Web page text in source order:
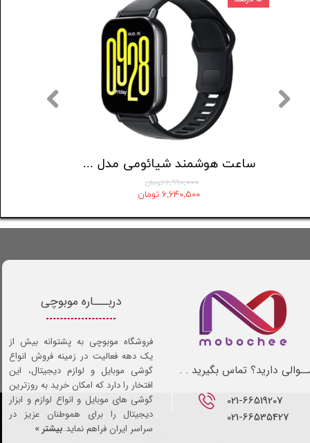
ساعت هوشمند گلوریمی مدل Artist
021-66519207​​​​​​​
021-66535427
دارید؟ تماس بگیرید . .
دربـــاره موبوچی
فروشگاه موبوچی به پشتوانه بیش از
یک دهه فعالیت در زمینه فروش انواع
گوشی موبایل و لوازم دیجیتال، این
افتخار را دارد که امکان خرید به روزترین
گوشی های موبایل و انواع لوازم و ابزار
دیجیتال را برای هموطنان عزیز در
سراسر ایران فراهم نماید.بیشتر »